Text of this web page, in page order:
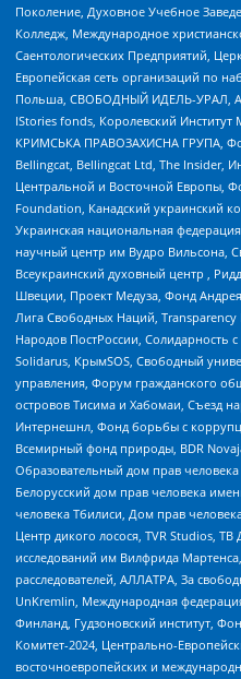
Поколение, Духовное Учебное
Колледж, Международное
Саентологических Предприятий,
Европейская сеть организаций по
Польша, СВОБОДНЫЙ ИДЕЛЬ-УРАЛ,
IStories fonds, Королевский
КРИМСЬКА ПРАВОЗАХИСНА ГРУПА,
Bellingcat, Bellingcat Ltd, The Insider,
Центральной и Восточной Европы,
Foundation, Канадский украинский
Украинская национальная
научный центр им Вудро Вильсона,
Всеукраинский духовный центр ,
Швеции, Проект Медуза, Фонд
Лига Свободных Наций,
Народов ПостРоссии, Солидарность
Solidarus, КрымSOS, Свободный
управления, Форум гражданского
островов Тисима и Хабомаи, Съезд
Интернешнл, Фонд борьбы с
Всемирный фонд природы, BDR
Образовательный дом прав
Белорусский дом прав человека
человека Тбилиси, Дом прав
Центр дикого лосося, TVR Studios,
исследований им Вилфрида
расследователей, АЛЛАТРА, За
UnKremlin, Международная
Финланд, Гудзоновский институт,
Комитет-2024, Центрально-
восточноевропейских и